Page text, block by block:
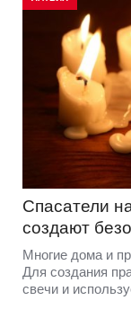
Спасатели
создают
Многие дома и
Для создания
свечи и